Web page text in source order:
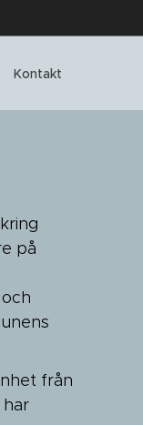
Kontakt
på
från
har